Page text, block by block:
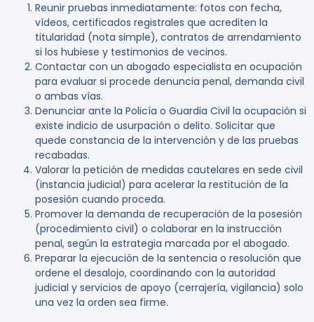
Reunir pruebas inmediatamente: fotos con fecha,
vídeos, certificados registrales que acrediten la
titularidad (nota simple), contratos de arrendamiento
si los hubiese y testimonios de vecinos.
Contactar con un abogado especialista en ocupación
para evaluar si procede denuncia penal, demanda civil
o ambas vías.
Denunciar ante la Policía o Guardia Civil la ocupación si
existe indicio de usurpación o delito. Solicitar que
quede constancia de la intervención y de las pruebas
recabadas.
Valorar la petición de medidas cautelares en sede civil
(instancia judicial) para acelerar la restitución de la
posesión cuando proceda.
Promover la demanda de recuperación de la posesión
(procedimiento civil) o colaborar en la instrucción
penal, según la estrategia marcada por el abogado.
Preparar la ejecución de la sentencia o resolución que
ordene el desalojo, coordinando con la autoridad
judicial y servicios de apoyo (cerrajería, vigilancia) solo
una vez la orden sea firme.